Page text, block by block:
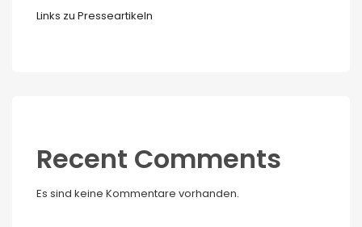
Links zu Presseartikeln
Recent Comments
Es sind keine Kommentare vorhanden.